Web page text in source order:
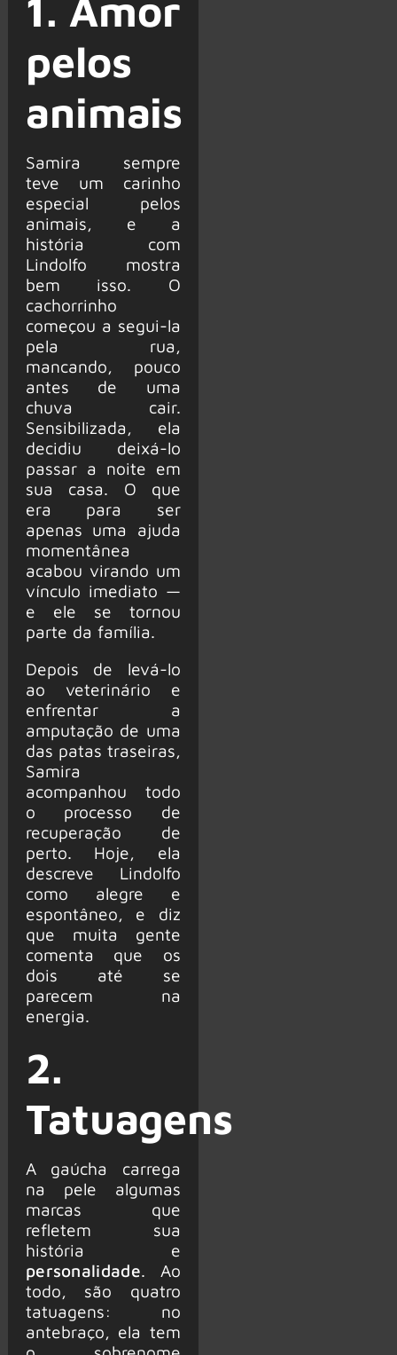
1. Amor
pelos
animais
Samira sempre
teve um carinho
especial pelos
animais, e a
história com
Lindolfo mostra
bem isso. O
cachorrinho
começou a segui-la
pela rua,
mancando, pouco
antes de uma
chuva cair.
Sensibilizada, ela
decidiu deixá-lo
passar a noite em
sua casa. O que
era para ser
apenas uma ajuda
momentânea
acabou virando um
vínculo imediato —
e ele se tornou
parte da família.
Depois de levá-lo
ao veterinário e
enfrentar a
amputação de uma
das patas traseiras,
Samira
acompanhou todo
o processo de
recuperação de
perto. Hoje, ela
descreve Lindolfo
como alegre e
espontâneo, e diz
que muita gente
comenta que os
dois até se
parecem na
energia.
2.
Tatuagens
A gaúcha carrega
na pele algumas
marcas que
refletem sua
história e
personalidade. Ao
todo, são quatro
tatuagens: no
antebraço, ela tem